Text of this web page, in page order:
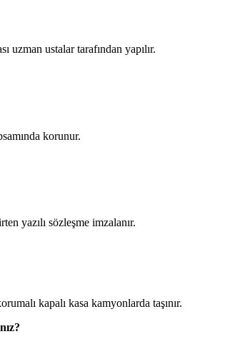
uzman ustalar tarafından yapılır.
korunur.
yazılı sözleşme imzalanır.
kapalı kasa kamyonlarda taşınır.